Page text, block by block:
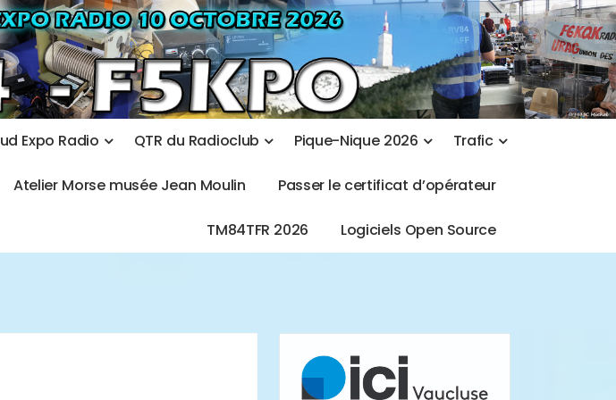
ud Expo Radio QTR du Radioclub Pique-Nique 2026 Trafic
Atelier Morse musée Jean Moulin Passer le certificat d’opérateur
TM84TFR 2026 Logiciels Open Source